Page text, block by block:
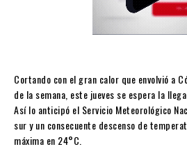
Cortando con el gran calor que envolvió a
de la semana, este jueves se espera la
Así lo anticipó el Servicio Meteorológico
sur y un consecuente descenso de
máxima en 24°C.